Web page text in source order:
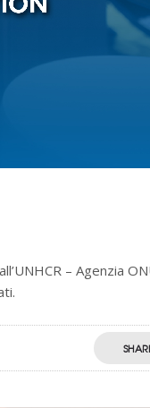
– Agenzia